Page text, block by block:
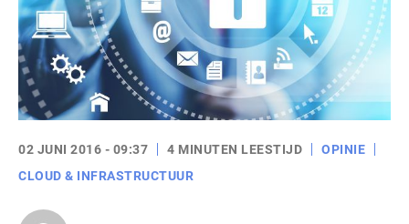
02 JUNI 2016 - 09:37 4 MINUTEN LEESTIJD
OPINIE
CLOUD & INFRASTRUCTUUR